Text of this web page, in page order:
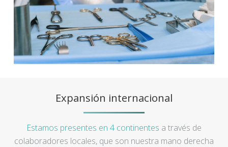
Expansión internacional
Estamos presentes en 4 continentes a través de
colaboradores locales, que son nuestra mano derecha